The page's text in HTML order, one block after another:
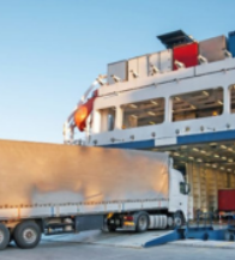
đủ chuyên môn, kinh
tàu phà theo từng